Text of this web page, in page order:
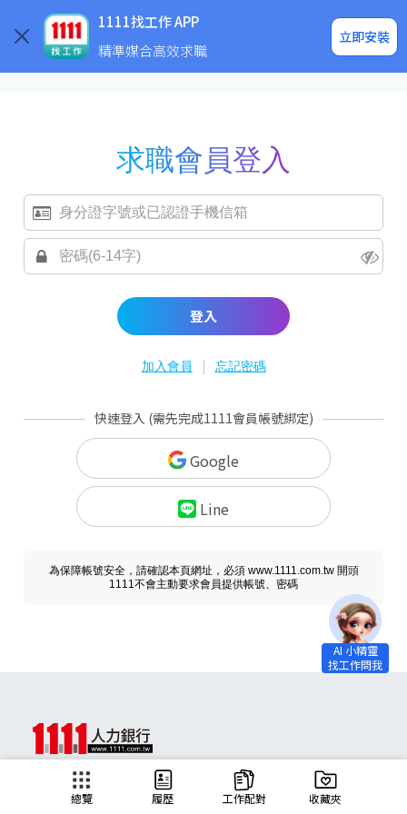
1111找工作 APP
精準媒合高效求職
立即安裝
企業求才
求職會員登入
登入
加入會員 | 忘記密碼
快速登入 (需先完成1111會員帳號綁定)
Google
Line
為保障帳號安全，請確認本頁網址，必須 www.1111.com.tw 開頭
1111不會主動要求會員提供帳號、密碼
總覽 履歷 工作配對 收藏夾